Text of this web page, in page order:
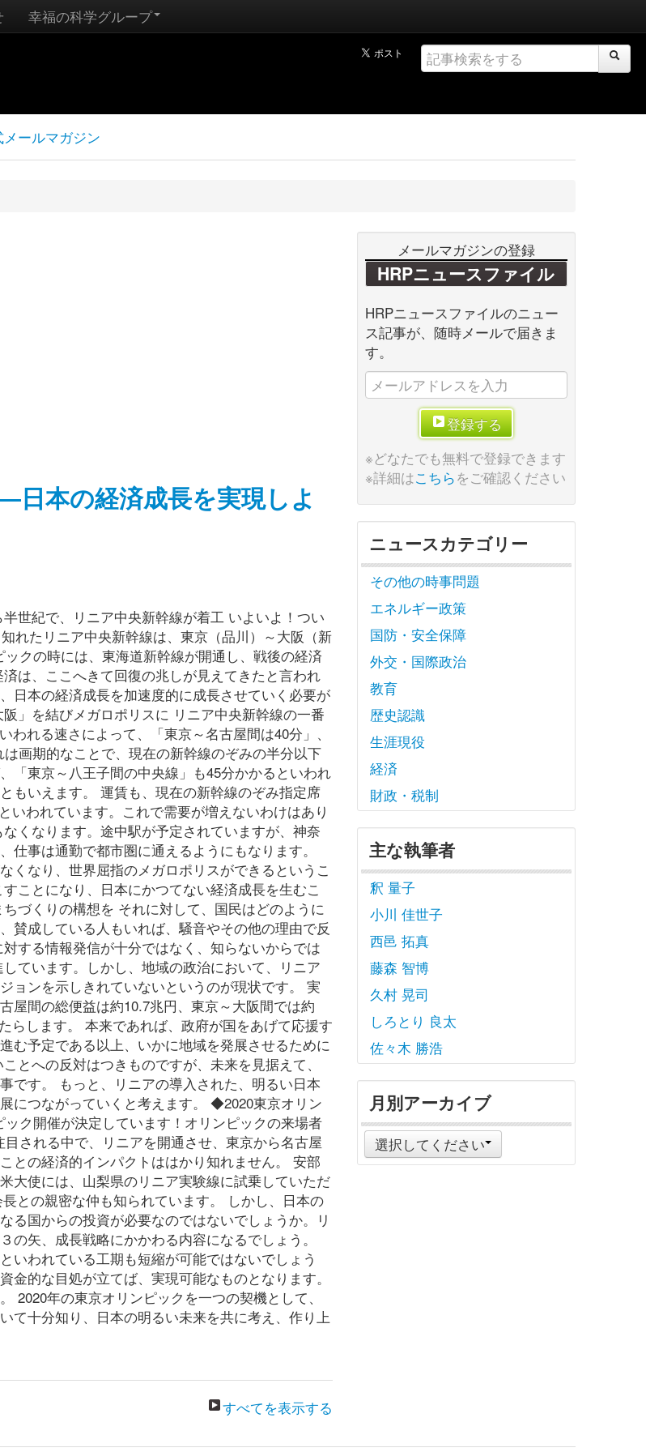
幸福の科学グループ
ールマガジン
本の経済成長を実現しよ
紀で、リニア中央新幹線が着工 いよいよ！つい
れたリニア中央新幹線は、東京（品川）～大阪（新
クの時には、東海道新幹線が開通し、戦後の経済
は、ここへきて回復の兆しが見えてきたと言われ
日本の経済成長を加速度的に成長させていく必要が
」を結びメガロポリスに リニア中央新幹線の一番
れる速さによって、「東京～名古屋間は40分」、
画期的なことで、現在の新幹線のぞみの半分以下
「東京～八王子間の中央線」も45分かかるといわれ
もいえます。 運賃も、現在の新幹線のぞみ指定席
いわれています。これで需要が増えないわけはあり
くなります。途中駅が予定されていますが、神奈
事は通勤で都市圏に通えるようにもなります。
くなり、世界屈指のメガロポリスができるというこ
ことになり、日本にかつてない経済成長を生むこ
づくりの構想を それに対して、国民はどのように
賛成している人もいれば、騒音やその他の理由で反
する情報発信が十分ではなく、知らないからでは
ています。しかし、地域の政治において、リニア
ョンを示しきれていないというのが現状です。 実
屋間の総便益は約10.7兆円、東京～大阪間では約
らします。 本来であれば、政府が国をあげて応援す
む予定である以上、いかに地域を発展させるために
とへの反対はつきものですが、未来を見据えて、
です。 もっと、リニアの導入された、明るい日本
につながっていくと考えます。 ◆2020東京オリン
ク開催が決定しています！オリンピックの来場者
される中で、リニアを開通させ、東京から名古屋
との経済的インパクトははかり知れません。 安部
大使には、山梨県のリニア実験線に試乗していただ
との親密な仲も知られています。 しかし、日本の
る国からの投資が必要なのではないでしょうか。リ
矢、成長戦略にかかわる内容になるでしょう。
いわれている工期も短縮が可能ではないでしょう
的な目処が立てば、実現可能なものとなります。
2020年の東京オリンピックを一つの契機として、
て十分知り、日本の明るい未来を共に考え、作り上
すべてを表示する
メールマガジンの登録
HRPニュースファイル
HRPニュースファイルのニュー
ス記事が、随時メールで届きま
す。
登録する
※どなたでも無料で登録できます
※詳細はこちらをご確認ください
ニュースカテゴリー
その他の時事問題
エネルギー政策
国防・安全保障
外交・国際政治
教育
歴史認識
生涯現役
経済
財政・税制
主な執筆者
釈 量子
小川 佳世子
西邑 拓真
藤森 智博
久村 晃司
しろとり 良太
佐々木 勝浩
月別アーカイブ
選択してください